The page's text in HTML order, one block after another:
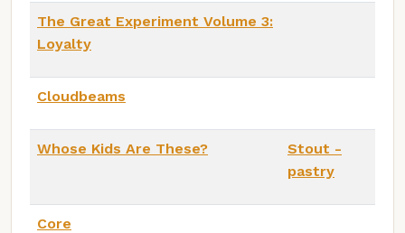
The Great Experiment Volume 3:
Loyalty
Cloudbeams
Whose Kids Are These?
Stout -
pastry
Core